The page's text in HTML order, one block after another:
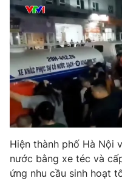
Hiện thành phố Hà Nội
nước bằng xe téc và
ứng nhu cầu sinh hoạt